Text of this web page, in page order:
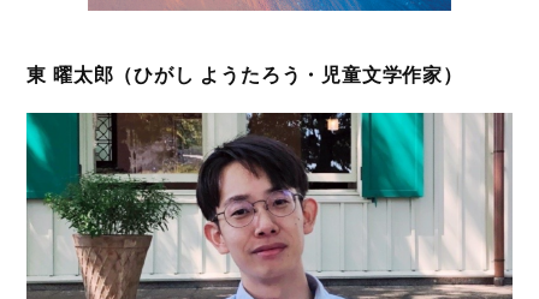
東 曜太郎（ひがし ようたろう・児童文学作家）